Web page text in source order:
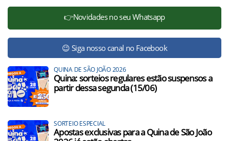
👉Novidades no seu Whatsapp
😉 Siga nosso canal no Facebook
QUINA DE SÃO JOÃO 2026
Quina: sorteios regulares estão suspensos a
partir dessa segunda (15/06)
SORTEIO ESPECIAL
Apostas exclusivas para a Quina de São João